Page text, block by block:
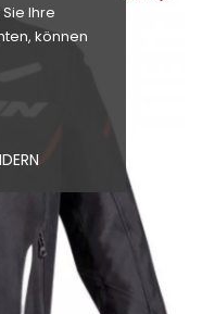
Ihre
können